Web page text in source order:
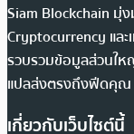
Siam Blockchain มุ่
Cryptocurrency และ
รวบรวมข้อมูลส่วนให
แปลส่งตรงถึงฟีดคุณ
เกี่ยวกับเว็บไซต์นี้